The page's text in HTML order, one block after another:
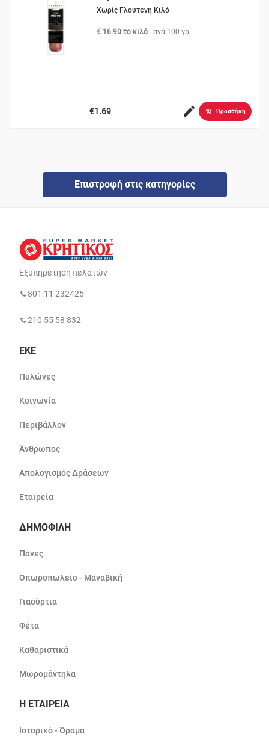
Χωρίς Γλουτένη Κιλό
€ 16.90 το κιλό - ανά 100 γρ.
€1.69 Προσθήκη
Επιστροφή στις κατηγορίες
Εξυπηρέτηση πελατών
801 11 232425
210 55 58 832
ΕΚΕ
Πυλώνες
Κοινωνία
Περιβάλλον
Άνθρωπος
Απολογισμός Δράσεων
Εταιρεία
ΔΗΜΟΦΙΛΗ
Πάνες
Οπωροπωλείο - Μαναβική
Γιαούρτια
Φέτα
Καθαριστικά
Μωρομάντηλα
Η ΕΤΑΙΡΕΙΑ
Ιστορικό - Όραμα